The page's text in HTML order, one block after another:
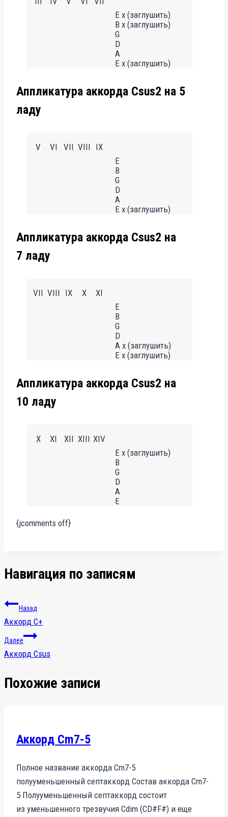
E x (заглушить)
B x (заглушить)
G
D
A
E x (заглушить)
Аппликатура аккорда Csus2 на 5
ладу
IX
VIII
VII
VI
V
E
B
G
D
A
E x (заглушить)
Аппликатура аккорда Csus2 на
7 ладу
XI
X
IX
VIII
VII
E
B
G
D
A x (заглушить)
E x (заглушить)
Аппликатура аккорда Csus2 на
10 ладу
XIV
XIII
XII
XI
X
E x (заглушить)
B
G
D
A
E
{jcomments off}
Навигация по записям
Назад
Аккорд C+
Далее
Аккорд Csus
Похожие записи
Аккорд Cm7-5
Полное название аккорда Cm7-5
полууменьшенный септаккорд Состав аккорда Cm7-
5 Полууменьшенный септаккорд состоит
из уменьшенного трезвучия Cdim (CD#F#) и еще